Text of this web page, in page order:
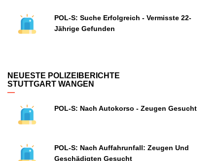
POL-S: Suche Erfolgreich - Vermisste 22-
Jährige Gefunden
NEUESTE POLIZEIBERICHTE
STUTTGART WANGEN
POL-S: Nach Autokorso - Zeugen Gesucht
POL-S: Nach Auffahrunfall: Zeugen Und
Geschädigten Gesucht